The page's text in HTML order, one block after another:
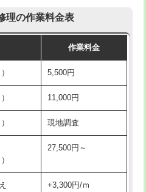
27,500円
38,500円
38,500円
現場見積
16,500円
11,000円+材料費
13,200円
16,500円
栓） 16,500円
16,500円
5,500円
理の作業料金表
作業料金
5,500円
11,000円
現地調査
27,500円～
+3,300円/ｍ